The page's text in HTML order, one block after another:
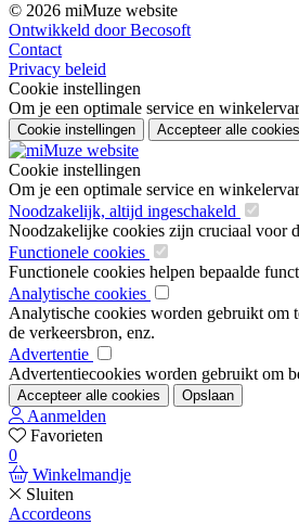
© 2026 miMuze website
Ontwikkeld door Becosoft
Contact
Privacy beleid
Cookie instellingen
Om je een optimale service en
Cookie instellingen Accepteer alle cookies
Cookie instellingen
Om je een optimale service en
Noodzakelijk, altijd ingeschakeld
Noodzakelijke cookies zijn cruciaal voor
Functionele cookies
Functionele cookies helpen bepaalde
Analytische cookies
Analytische cookies worden gebruikt om
de verkeersbron, enz.
Advertentie
Advertentiecookies worden gebruikt om
Accepteer alle cookies Opslaan
Aanmelden
Favorieten
0
Winkelmandje
Sluiten
Accordeons